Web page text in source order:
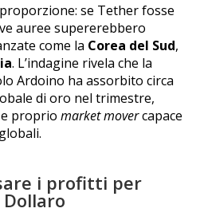
se Tether fosse
auree supererebbero
come la Corea del Sud,
. L’indagine rivela che la
Ardoino ha assorbito circa
di oro nel trimestre,
e propriomarket movercapace
i profitti per